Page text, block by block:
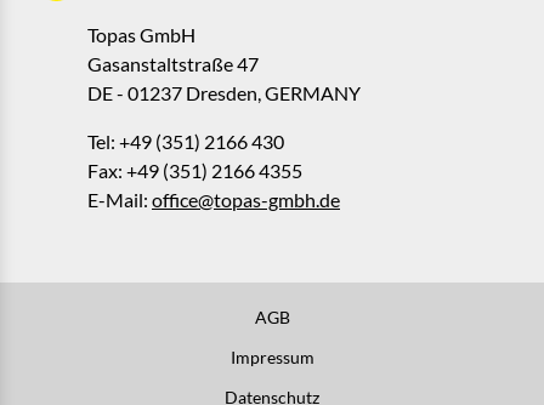
Topas GmbH
Gasanstaltstraße 47
DE - 01237 Dresden, GERMANY
Tel: +49 (351) 2166 430
Fax: +49 (351) 2166 4355
E-Mail: office@topas-gmbh.de
AGB
Impressum
Datenschutz